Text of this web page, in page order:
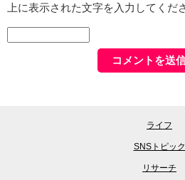
上に表示された文字を入力してくだ
ライフ
SNSトピック
リサーチ